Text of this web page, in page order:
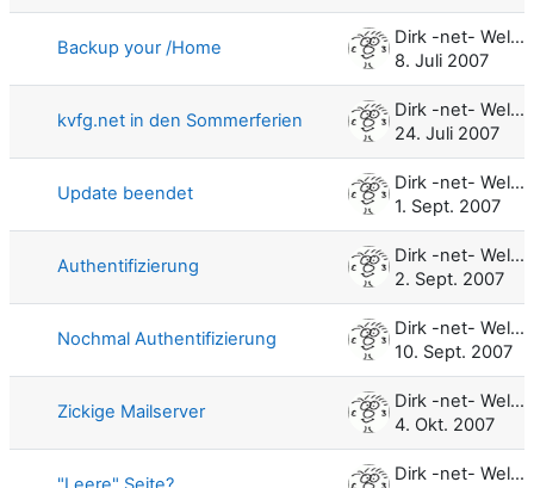
Backup your /Home
Dirk -net- Weller
8. Juli 2007
kvfg.net in den Sommerferien
Dirk -net- Weller
24. Juli 2007
Update beendet
Dirk -net- Weller
1. Sept. 2007
Authentifizierung
Dirk -net- Weller
2. Sept. 2007
Nochmal Authentifizierung
Dirk -net- Weller
10. Sept. 2007
Zickige Mailserver
Dirk -net- Weller
4. Okt. 2007
Dirk -net- Weller